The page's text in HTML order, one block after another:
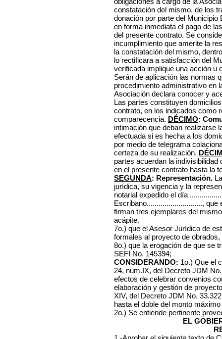
constatación del mismo, de los
donación por parte del
en forma inmediata el pago de
del presente contrato. Se
incumplimiento que amerite la
la constatación del mismo,
lo rectificara a satisfacción del
verificada implique una acción u
Serán de aplicación las normas
procedimiento administrativo en
Asociación declara conocer y
Las partes constituyen
contrato, en los indicados como
comparecencia. DÉCIMO:
intimación que deban realizarse
efectuada si es hecha a los
por medio de telegrama
certeza de su realización.
partes acuerdan la
en el presente contrato hasta la
SEGUNDA: Representación.
jurídica, su vigencia y la
notarial expedido el día
Escribano............................,
firman tres ejemplares del
acápite.
7o.) que el Asesor Jurídico de
formales al proyecto de
8o.) que la erogación de que se
SEFI No. 145394;
CONSIDERANDO: 1o.) Que el
24, num.IX, del Decreto JDM
efectos de celebrar convenios
elaboración y gestión de
XIV, del Decreto JDM No.
hasta el doble del monto
2o.) Se entiende pertinente
EL